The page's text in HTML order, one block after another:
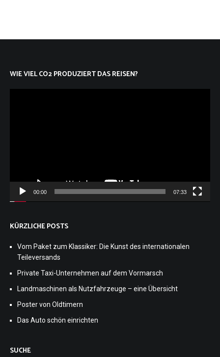
WIE VIEL CO2 PRODUZIERT DAS REISEN?
00:00 07:33
KÜRZLICHE POSTS
Vom Paket zum Klassiker: Die Kunst des internationalen
Teileversands
Private Taxi-Unternehmen auf dem Vormarsch
Landmaschinen als Nutzfahrzeuge – eine Übersicht
Poster von Oldtimern
Das Auto schön einrichten
SUCHE